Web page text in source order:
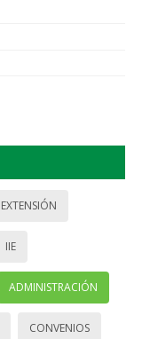
EXTENSIÓN
IIE
ADMINISTRACIÓN
CONVENIOS